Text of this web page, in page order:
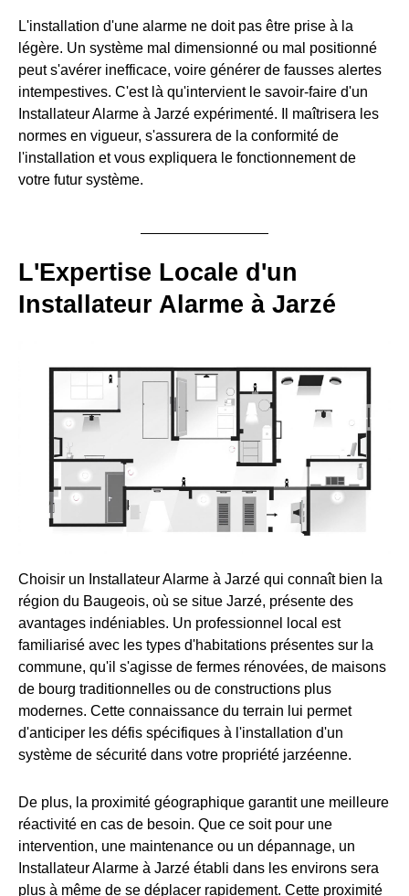
L'installation d'une alarme ne doit pas être prise à la
légère. Un système mal dimensionné ou mal positionné
peut s'avérer inefficace, voire générer de fausses alertes
intempestives. C'est là qu'intervient le savoir-faire d'un
Installateur Alarme à Jarzé expérimenté. Il maîtrisera les
normes en vigueur, s'assurera de la conformité de
l'installation et vous expliquera le fonctionnement de
votre futur système.
L'Expertise Locale d'un
Installateur Alarme à Jarzé
Choisir un Installateur Alarme à Jarzé qui connaît bien la
région du Baugeois, où se situe Jarzé, présente des
avantages indéniables. Un professionnel local est
familiarisé avec les types d'habitations présentes sur la
commune, qu'il s'agisse de fermes rénovées, de maisons
de bourg traditionnelles ou de constructions plus
modernes. Cette connaissance du terrain lui permet
d'anticiper les défis spécifiques à l'installation d'un
système de sécurité dans votre propriété jarzéenne.
De plus, la proximité géographique garantit une meilleure
réactivité en cas de besoin. Que ce soit pour une
intervention, une maintenance ou un dépannage, un
Installateur Alarme à Jarzé établi dans les environs sera
plus à même de se déplacer rapidement. Cette proximité